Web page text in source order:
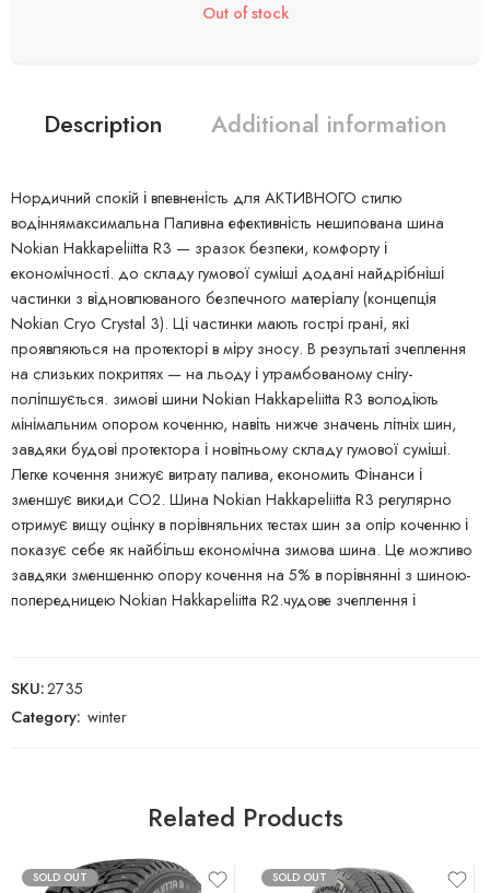
Out of stock
Description Additional information
Нордичний спокій і впевненість для АКТИВНОГО стилю
водіннямаксимальна Паливна ефективність нешипована шина
Nokian Hakkapeliitta R3 — зразок безпеки, комфорту і
економічності. до складу гумової суміші додані найдрібніші
частинки з відновлюваного безпечного матеріалу (концепція
Nokian Cryo Crystal 3). Ці частинки мають гострі грані, які
проявляються на протекторі в міру зносу. В результаті зчеплення
на слизьких покриттях — на льоду і утрамбованому снігу-
поліпшується. зимові шини Nokian Hakkapeliitta R3 володіють
мінімальним опором коченню, навіть нижче значень літніх шин,
завдяки будові протектора і новітньому складу гумової суміші.
Легке кочення знижує витрату палива, економить Фінанси і
зменшує викиди СО2. Шина Nokian Hakkapeliitta R3 регулярно
отримує вищу оцінку в порівняльних тестах шин за опір коченню і
показує себе як найбільш економічна зимова шина. Це можливо
завдяки зменшенню опору кочення на 5% в порівнянні з шиною-
попередницею Nokian Hakkapeliitta R2.чудове зчеплення і
SKU:2735
Category: winter
Related Products
SOLD OUT SOLD OUT